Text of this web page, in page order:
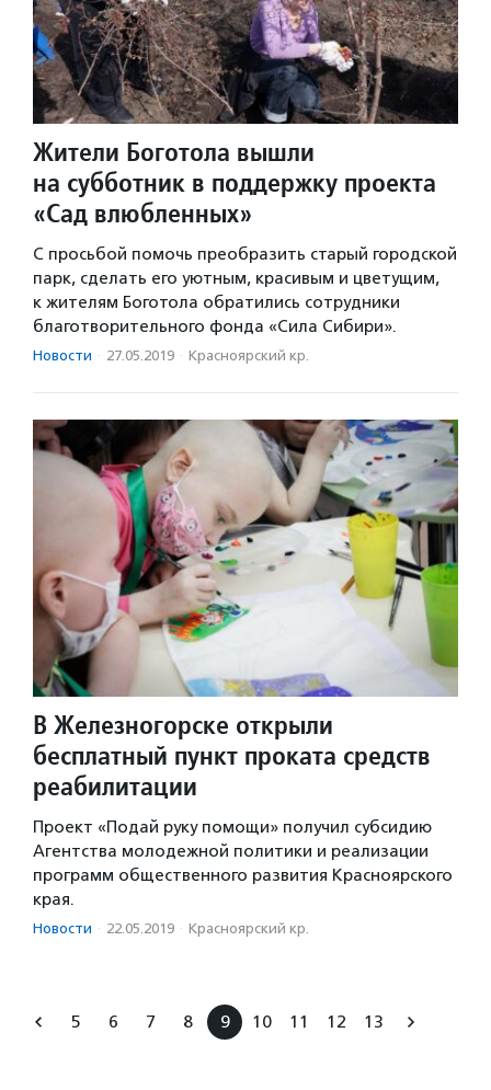
Жители Боготола вышли
на субботник в поддержку проекта
«Сад влюбленных»
С просьбой помочь преобразить старый городской
парк, сделать его уютным, красивым и цветущим,
к жителям Боготола обратились сотрудники
благотворительного фонда «Сила Сибири».
Новости · 27.05.2019 · Красноярский кр.
В Железногорске открыли
бесплатный пункт проката средств
реабилитации
Проект «Подай руку помощи» получил субсидию
Агентства молодежной политики и реализации
программ общественного развития Красноярского
края.
Новости · 22.05.2019 · Красноярский кр.
5 6 7 8 9 10 11 12 13